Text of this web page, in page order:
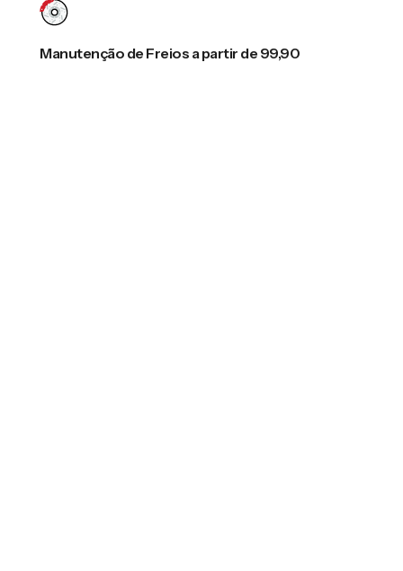
Manutenção de Freios a partir de 99,90